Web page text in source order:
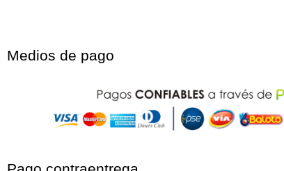
Medios de pago